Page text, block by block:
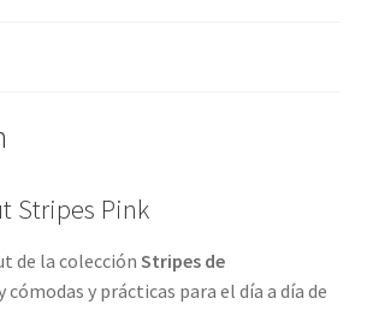
Stripes Pink
de la colección Stripes de
cómodas y prácticas para el día a día de